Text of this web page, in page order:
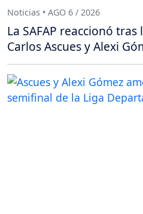
Noticias • AGO 6 / 2026
La SAFAP reaccionó
Carlos Ascues y Alexi